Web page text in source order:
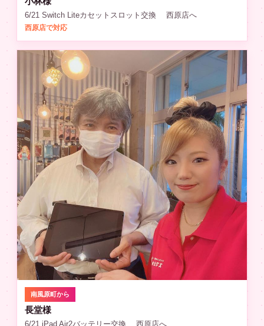
6/21 Switch Liteカセットスロット交換 西原店へ
西原店で対応
南風原町から
長堂様
6/21 iPad Air2バッテリー交換 西原店へ